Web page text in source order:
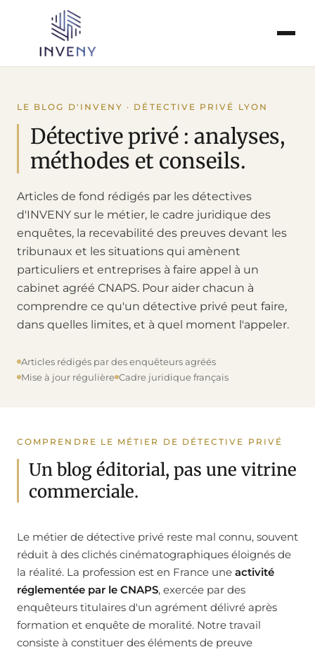
Particuliers
Collectivités
Pénal
Tarifs
À propos
L’agence INVENY
Foire aux questions
Zone d’intervention
Blog
Contact
LE BLOG D'INVENY · DÉTECTIVE PRIVÉ LYON
Détective privé : analyses,
méthodes et conseils.
Articles de fond rédigés par les détectives
d'INVENY sur le métier, le cadre juridique des
enquêtes, la recevabilité des preuves devant les
tribunaux et les situations qui amènent
particuliers et entreprises à faire appel à un
cabinet agréé CNAPS. Pour aider chacun à
comprendre ce qu'un détective privé peut faire,
dans quelles limites, et à quel moment l'appeler.
Articles rédigés par des enquêteurs agréés
Mise à jour régulière Cadre juridique français
COMPRENDRE LE MÉTIER DE DÉTECTIVE PRIVÉ
Un blog éditorial, pas une vitrine
commerciale.
Le métier de détective privé reste mal connu, souvent
réduit à des clichés cinématographiques éloignés de
la réalité. La profession est en France une activité
réglementée par le CNAPS, exercée par des
enquêteurs titulaires d'un agrément délivré après
formation et enquête de moralité. Notre travail
consiste à constituer des éléments de preuve